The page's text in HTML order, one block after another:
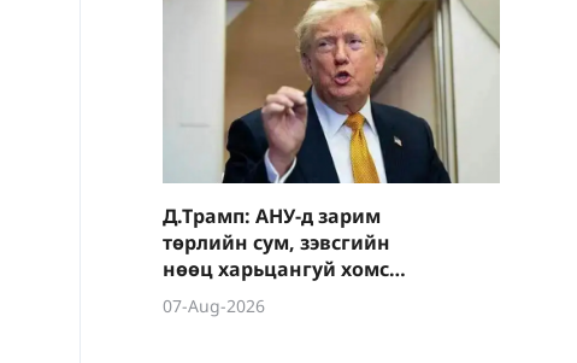
Д.Трамп: АНУ-д зарим
төрлийн сум, зэвсгийн
нөөц харьцангуй хомс
байна
07-Aug-2026